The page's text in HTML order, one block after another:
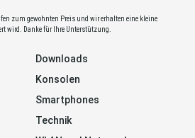
zum gewohnten Preis und wir erhalten eine kleine
wird. Danke für Ihre Unterstützung.
Downloads
Konsolen
Smartphones
Technik